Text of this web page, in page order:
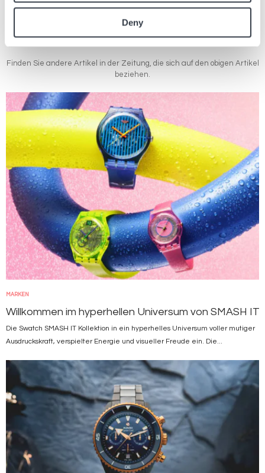
Deny
Ähnliche Artikel
Finden Sie andere Artikel in der Zeitung, die sich auf den obigen Artikel
beziehen.
Bild
MARKEN
Willkommen im hyperhellen Universum von SMASH IT
Die Swatch SMASH IT Kollektion in ein hyperhelles Universum voller mutiger
Ausdruckskraft, verspielter Energie und visueller Freude ein. Die...
Bild